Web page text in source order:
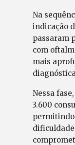
Na
indicação
passaram
com
mais
Nessa
3.600